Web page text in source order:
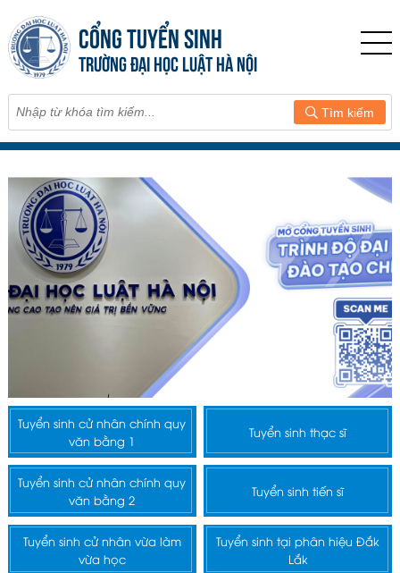
CỔNG TUYỂN SINH
TRƯỜNG ĐẠI HỌC LUẬT HÀ NỘI
Tìm kiếm
Tuyển sinh cử nhân chính quy
văn bằng 1
Tuyển sinh thạc sĩ
Tuyển sinh cử nhân chính quy
văn bằng 2
Tuyển sinh tiến sĩ
Tuyển sinh cử nhân vừa làm
vừa học
Tuyển sinh tại phân hiệu Đắk
Lắk